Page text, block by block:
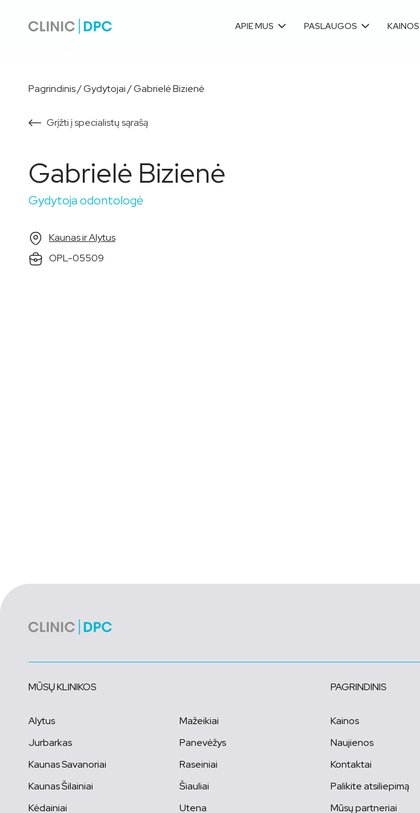
APIE MUS PASLAUGOS KAINOS
Pagrindinis/Gydytojai/Gabrielė Bizienė
Grįžti į specialistų sąrašą
Gabrielė Bizienė
Gydytoja odontologė
Kaunas ir Alytus
OPL-05509
MŪSŲ KLINIKOS
Alytus
Jurbarkas
Kaunas Savanoriai
Kaunas Šilainiai
Kėdainiai
Mažeikiai
Panevėžys
Raseiniai
Šiauliai
Utena
PAGRINDINIS
Kainos
Naujienos
Kontaktai
Palikite atsiliepimą
Mūsų partneriai